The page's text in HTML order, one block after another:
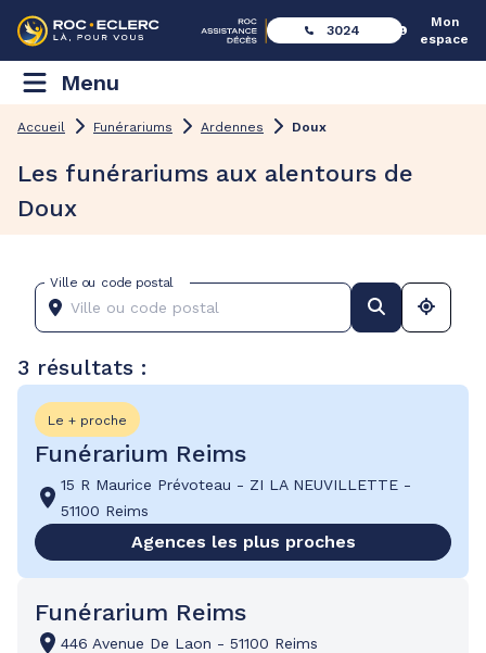
3024
Mon
espace
Menu
Accueil Funérariums Ardennes Doux
Les funérariums aux alentours de
Doux
Ville ou code postal
3 résultats :
Le + proche
Funérarium Reims
15 R Maurice Prévoteau - ZI LA NEUVILLETTE -
51100 Reims
Agences les plus proches
Funérarium Reims
446 Avenue De Laon - 51100 Reims